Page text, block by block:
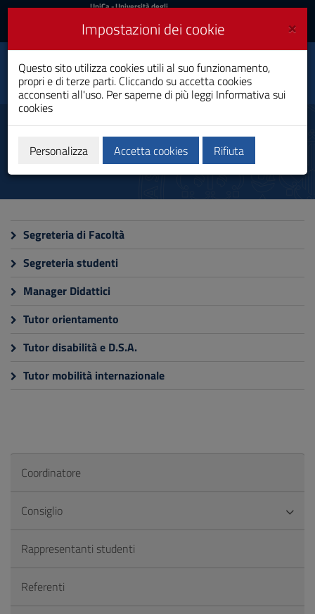
Vai
al
navigazione
sito
al
Footer
UniCa
Accedi
UniCa- Università degli
Accedi UniCA News
Toggle
navigation
Relazioni Internazionali
Laurea Magistrale
Staff amministrativo
Segreteria di Facoltà
Segreteria studenti
Manager Didattici
Tutor orientamento
Tutor disabilità e D.S.A.
Tutor mobilità internazionale
Coordinatore
Consiglio
Rappresentanti studenti
Referenti
×
Impostazioni dei cookie
Questo sito utilizza cookies utili al suo funzionamento,
propri e di terze parti. Cliccando su accetta cookies
acconsenti all'uso. Per saperne di più leggi Informativa sui
cookies
Personalizza Accetta cookies Rifiuta